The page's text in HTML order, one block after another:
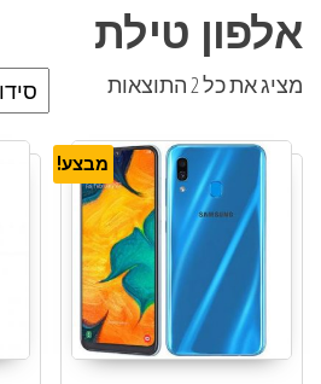
אלפון טילת
מציג את כל 2 התוצאות
מבצע!